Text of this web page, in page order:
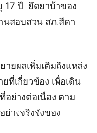
17 ปี ยึดยาบ้าของ
นสอบสวน สภ.สีดา
ายผลเพิ่มเติมถึงแหล่ง
ที่เกี่ยวข้อง เพื่อเดิน
อย่างต่อเนื่อง ตาม
างจริงจังของ